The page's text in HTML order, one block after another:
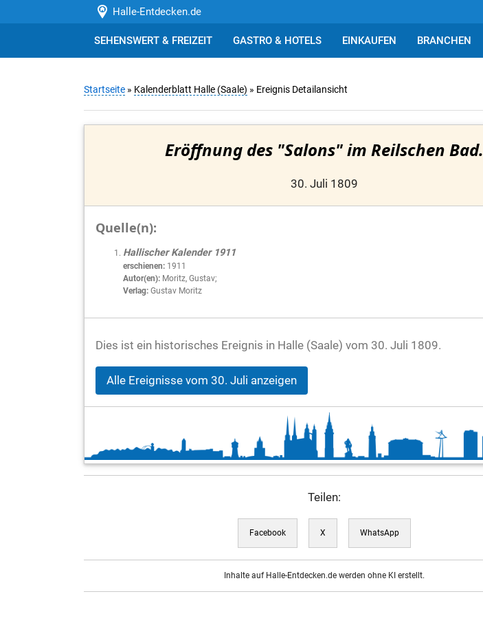
Halle-Entdecken.de
SEHENSWERT & FREIZEIT GASTRO & HOTELS EINKAUFEN BRANCHEN
Startseite » Kalenderblatt Halle (Saale) » Ereignis Detailansicht
Eröffnung des "Salons" im Reilschen Bad.
30. Juli 1809
Quelle(n):
Hallischer Kalender 1911
erschienen: 1911
Autor(en): Moritz, Gustav;
Verlag: Gustav Moritz
Dies ist ein historisches Ereignis in Halle (Saale) vom 30. Juli 1809.
Alle Ereignisse vom 30. Juli anzeigen
Teilen:
Facebook X WhatsApp
Inhalte auf Halle-Entdecken.de werden ohne KI erstellt.